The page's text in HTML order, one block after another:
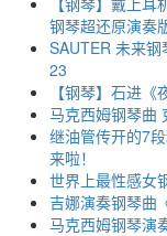
钢琴超还原演奏
SAUTER 未来
23
【钢琴】石进
马克西姆钢琴曲
继油管传开的7
来啦！
世界上最性感女
吉娜演奏钢琴曲
马克西姆钢琴演